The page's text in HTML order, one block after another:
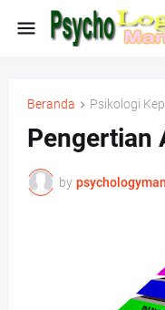
Beranda Psikologi
Pengertian
by